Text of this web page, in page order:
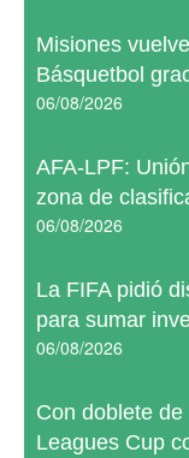
Misiones
Básquetbol
06/08/2026
AFA-LPF:
zona de
06/08/2026
La FIFA pidió
para sumar
06/08/2026
Con doblete
Leagues Cup